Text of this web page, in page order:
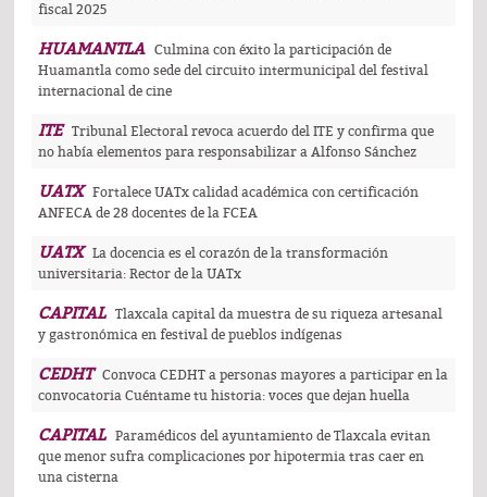
fiscal 2025
HUAMANTLA
Culmina con éxito la participación de
Huamantla como sede del circuito intermunicipal del festival
internacional de cine
ITE
Tribunal Electoral revoca acuerdo del ITE y confirma que
no había elementos para responsabilizar a Alfonso Sánchez
UATX
Fortalece UATx calidad académica con certificación
ANFECA de 28 docentes de la FCEA
UATX
La docencia es el corazón de la transformación
universitaria: Rector de la UATx
CAPITAL
Tlaxcala capital da muestra de su riqueza artesanal
y gastronómica en festival de pueblos indígenas
CEDHT
Convoca CEDHT a personas mayores a participar en la
convocatoria Cuéntame tu historia: voces que dejan huella
CAPITAL
Paramédicos del ayuntamiento de Tlaxcala evitan
que menor sufra complicaciones por hipotermia tras caer en
una cisterna